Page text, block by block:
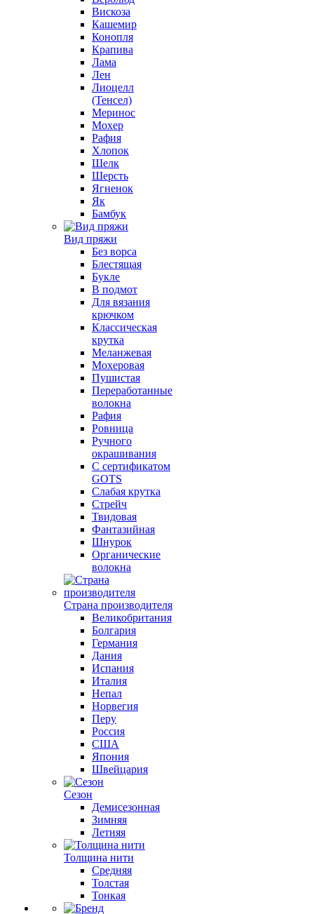
Вискоза
Кашемир
Конопля
Крапива
Лама
Лен
Лиоцелл
(Тенсел)
Меринос
Мохер
Рафия
Хлопок
Шелк
Шерсть
Ягненок
Як
Бамбук
Вид пряжи
Без ворса
Блестящая
Букле
В подмот
Для вязания
крючком
Классическая
крутка
Меланжевая
Мохеровая
Пушистая
Переработанные
волокна
Рафия
Ровница
Ручного
окрашивания
С сертификатом
GOTS
Слабая крутка
Стрейч
Твидовая
Фантазийная
Шнурок
Органические
волокна
Страна производителя
Великобритания
Болгария
Германия
Дания
Испания
Италия
Непал
Норвегия
Перу
Россия
США
Япония
Швейцария
Сезон
Демисезонная
Зимняя
Летняя
Толщина нити
Средняя
Толстая
Тонкая